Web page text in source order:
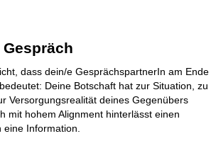
dass dein/e GesprächspartnerIn am Ende
Deine Botschaft hat zur Situation, zu
Versorgungsrealität deines Gegenübers
mit hohem Alignment hinterlässt einen
eine Information.